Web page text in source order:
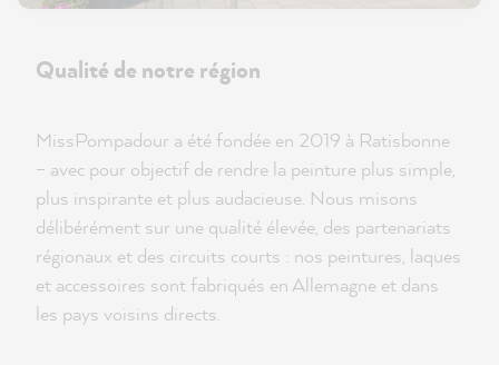
Qualité de notre région
MissPompadour a été fondée en 2019 à Ratisbonne
– avec pour objectif de rendre la peinture plus simple,
plus inspirante et plus audacieuse. Nous misons
délibérément sur une qualité élevée, des partenariats
régionaux et des circuits courts : nos peintures, laques
et accessoires sont fabriqués en Allemagne et dans
les pays voisins directs.